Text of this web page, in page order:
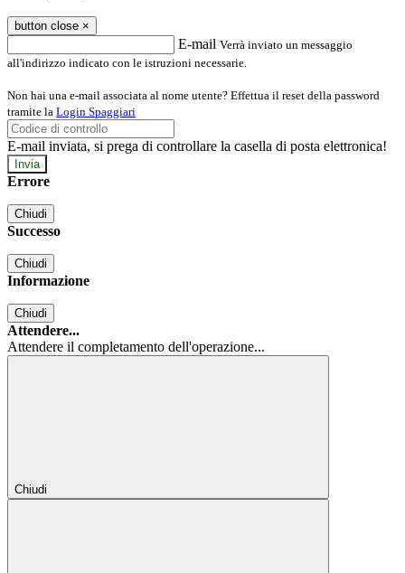
button close ×
E-mail Verrà inviato un messaggio
all'indirizzo indicato con le istruzioni necessarie.
Non hai una e-mail associata al nome utente? Effettua il reset della password
tramite la Login Spaggiari
E-mail inviata, si prega di controllare la casella di posta elettronica!
Errore
Chiudi
Successo
Chiudi
Informazione
Chiudi
Attendere...
Attendere il completamento dell'operazione...
Chiudi